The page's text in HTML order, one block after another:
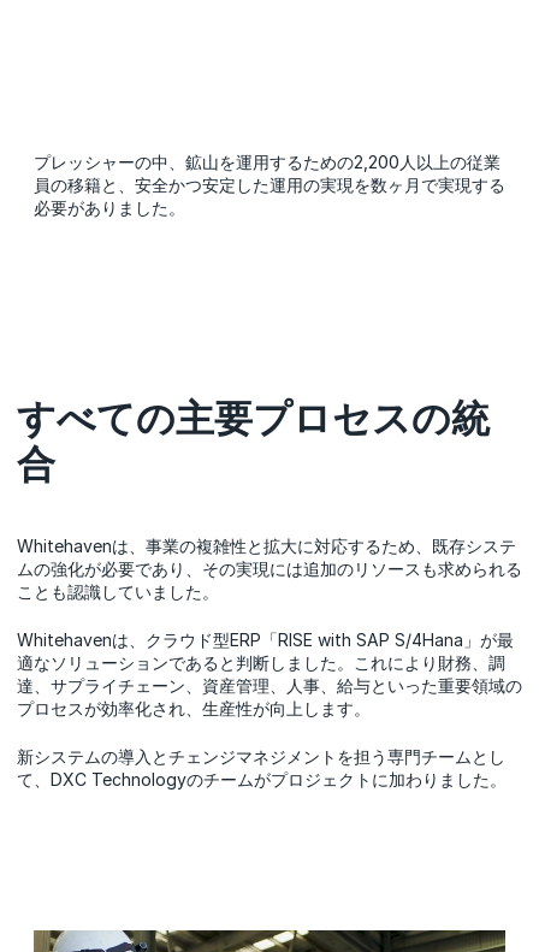
プレッシャーの中、鉱山を運用するための2,200人以上の従業
員の移籍と、安全かつ安定した運用の実現を数ヶ月で実現する
必要がありました。
すべての主要プロセスの統
合
Whitehavenは、事業の複雑性と拡大に対応するため、既存システ
ムの強化が必要であり、その実現には追加のリソースも求められる
ことも認識していました。
Whitehavenは、クラウド型ERP「RISE with SAP S/4Hana」が最
適なソリューションであると判断しました。これにより財務、調
達、サプライチェーン、資産管理、人事、給与といった重要領域の
プロセスが効率化され、生産性が向上します。
新システムの導入とチェンジマネジメントを担う専門チームとし
て、DXC Technologyのチームがプロジェクトに加わりました。